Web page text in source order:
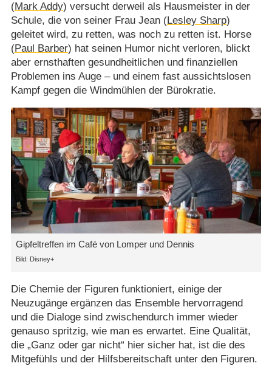
(Mark Addy) versucht derweil als Hausmeister in der
Schule, die von seiner Frau Jean (Lesley Sharp)
geleitet wird, zu retten, was noch zu retten ist. Horse
(Paul Barber) hat seinen Humor nicht verloren, blickt
aber ernsthaften gesundheitlichen und finanziellen
Problemen ins Auge – und einem fast aussichtslosen
Kampf gegen die Windmühlen der Bürokratie.
Gipfeltreffen im Café von Lomper und Dennis
Disney+
Die Chemie der Figuren funktioniert, einige der
Neuzugänge ergänzen das Ensemble hervorragend
und die Dialoge sind zwischendurch immer wieder
genauso spritzig, wie man es erwartet. Eine Qualität,
die „Ganz oder gar nicht“ hier sicher hat, ist die des
Mitgefühls und der Hilfsbereitschaft unter den Figuren.